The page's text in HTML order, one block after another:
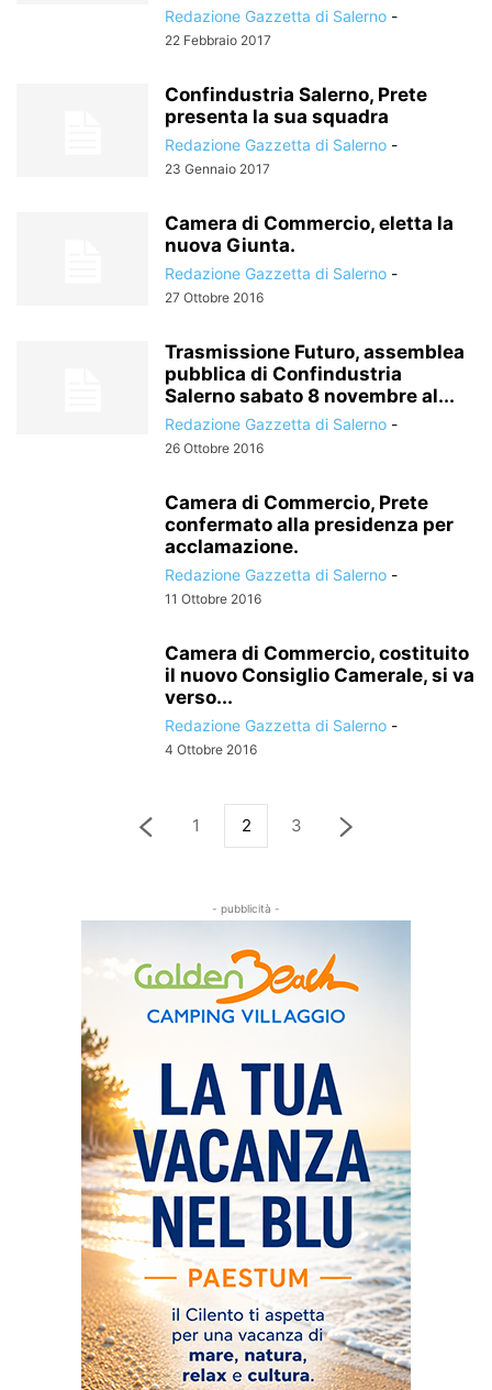
Redazione Gazzetta di Salerno -
22 Febbraio 2017
Confindustria Salerno, Prete
presenta la sua squadra
Redazione Gazzetta di Salerno -
23 Gennaio 2017
Camera di Commercio, eletta la
nuova Giunta.
Redazione Gazzetta di Salerno -
27 Ottobre 2016
Trasmissione Futuro, assemblea
pubblica di Confindustria
Salerno sabato 8 novembre al...
Redazione Gazzetta di Salerno -
26 Ottobre 2016
Camera di Commercio, Prete
confermato alla presidenza per
acclamazione.
Redazione Gazzetta di Salerno -
11 Ottobre 2016
Camera di Commercio, costituito
il nuovo Consiglio Camerale, si va
verso...
Redazione Gazzetta di Salerno -
4 Ottobre 2016
1 2 3
- pubblicità -